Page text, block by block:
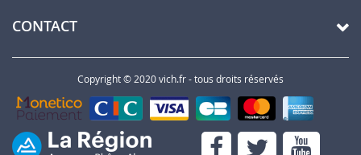
CONTACT
Copyright © 2020 vich.fr - tous droits réservés